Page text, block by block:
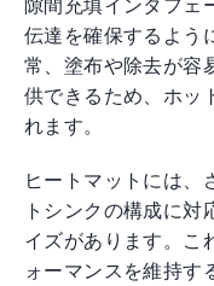
伝達を確保するよう
常、塗布や除去が容
供できるため、ホッ
れます。
ヒートマットには、
トシンクの構成に
イズがあります。こ
ォーマンスを維持す